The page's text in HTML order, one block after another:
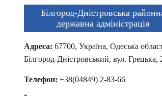
Білгород-Дністровська
державна адміністрація
Адреса: 67700, Україна, Одеська
Білгород-Дністровський, вул. Грецька,
Телефон: +38(04849) 2-83-66